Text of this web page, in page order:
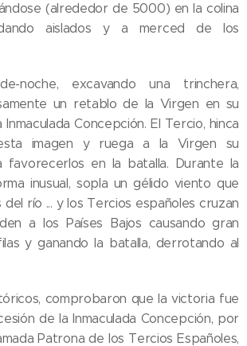
(alrededor de 5000) en la colina
aislados y a merced de los
noche, excavando una trinchera,
un retablo de la Virgen en su
Concepción. El Tercio, hinca
imagen y ruega a la Virgen su
favorecerlos en la batalla. Durante la
inusual, sopla un gélido viento que
del río ... y los Tercios españoles cruzan
a los Países Bajos causando gran
y ganando la batalla, derrotando al
comprobaron que la victoria fue
de la Inmaculada Concepción, por
Patrona de los Tercios Españoles,